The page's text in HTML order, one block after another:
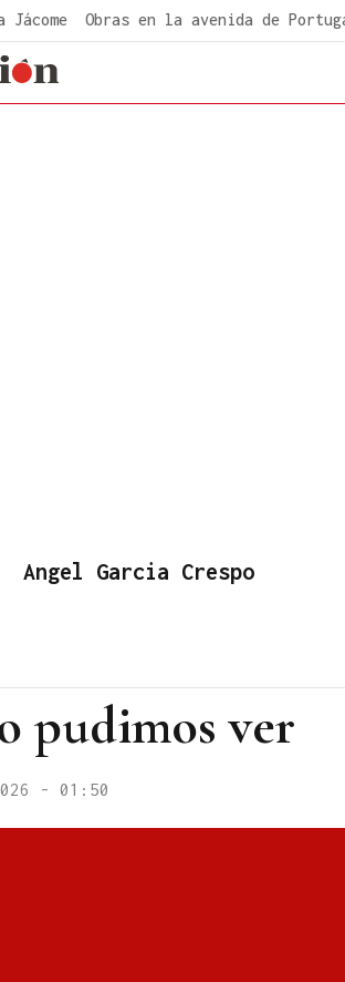
Jácome Obras en la avenida de
Angel Garcia Crespo
pudimos ver
- 01:50